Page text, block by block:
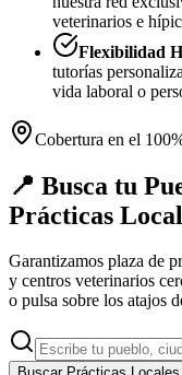
veterinarios e
Flexibilidad
tutorías
vida laboral o
Cobertura en el
📍 Busca tu
Prácticas
Garantizamos plaza de
y centros veterinarios
o pulsa sobre los atajos